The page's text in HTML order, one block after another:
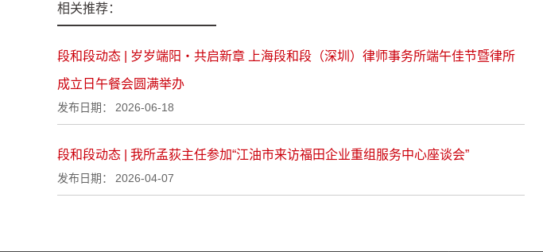
相关推荐：
段和段动态 | 岁岁端阳・共启新章 上海段和段（深圳）律师事务所端午佳节暨律所
成立日午餐会圆满举办
发布日期： 2026-06-18
段和段动态 | 我所孟荻主任参加“江油市来访福田企业重组服务中心座谈会”
发布日期： 2026-04-07